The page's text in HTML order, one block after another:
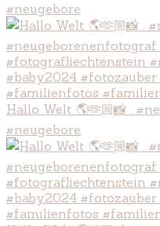
#neugebore
Hallo Welt 🌎🫶🏼📸 .
#neugebore